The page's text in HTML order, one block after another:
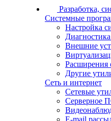
Разработка,
Системные
Настройка
Внешние
Расширения
Другие
Сеть и интернет
Сетевые
Серверное